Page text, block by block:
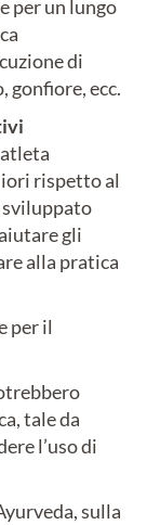
per un lungo
di
gonfiore, ecc.
rispetto al
sviluppato
gli
alla pratica
per il
tale da
l’uso di
sulla